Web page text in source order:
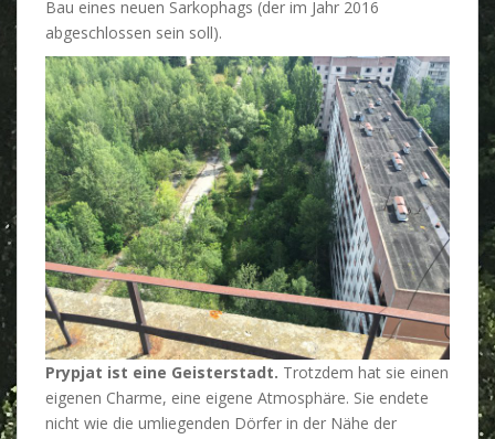
Bau eines neuen Sarkophags (der im Jahr 2016
abgeschlossen sein soll).
Prypjat ist eine Geisterstadt. Trotzdem hat sie einen
eigenen Charme, eine eigene Atmosphäre. Sie endete
nicht wie die umliegenden Dörfer in der Nähe der